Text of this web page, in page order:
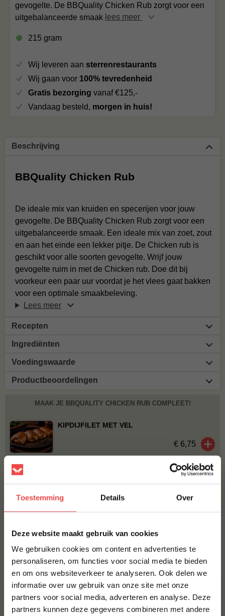
Toestemming Details Over
Deze website maakt gebruik van cookies
We gebruiken cookies om content en advertenties te
personaliseren, om functies voor social media te bieden
en om ons websiteverkeer te analyseren. Ook delen we
informatie over uw gebruik van onze site met onze
partners voor social media, adverteren en analyse. Deze
partners kunnen deze gegevens combineren met andere
gevogelte. De BBQuality Chicken Rub zorgt voor een
uitgebalanceerde smaak lees meer
215 gram
Wij leveren aan sterrenrestaurants
Wij gaan voor 100% tevredenheid
Gratis bezorging vanaf €125,-
Vandaag besteld, morgen in huis!
Beschrijving
BBQuality Chicken Rub
De ideale mix van kruiden en specerijen voor jouw
gevogelte. De BBQuality Chicken Rub zorgt voor een
uitgebalanceerde smaak. Een ideale mix van zoet, zout
en aan het einde een lekker pitje. De Chicken rub is
geschikt voor alle soorten gevogelte. Wrijf jouw
gevogelte ruim in met de Chicken rub. Doe dit bij
voorkeur een paar uur voordat je het vlees gaat bakken
voor een optimale smaakbeleving.
Lees meer
Recepten
Ingrediënten
Voedingswaarde
Productbeoordelingen
MAAK JE BBQUALITY CHICKEN RUB COMPLEET!
KIPDIJFILET MET VEL
€ 6,75
€ 6,95
Bestel alles
10% korting op je
eerste bestelling*
Schrijf je in voor onze nieuwsbrief en ontvang direct
10% korting op jouw eerste bestelling.